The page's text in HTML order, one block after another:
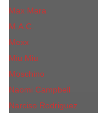
Max Mara
M.А.C.
Mexx
Miu Miu
Mоsсhino
Naomi Campbell
Narciso Rodriguez